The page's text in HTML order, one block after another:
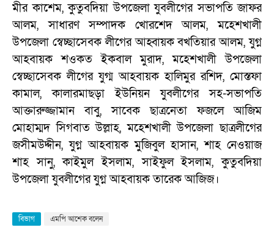
মীর কাশেম, কুতুবদিয়া উপজেলা যুবলীগের সভাপতি জাফর
আলম, সাধারণ সম্পাদক খোরশেদ আলম, মহেশখালী
উপজেলা স্বেচ্ছাসেবক লীগের আহ্বায়ক বখতিয়ার আলম, যুগ্ন
আহবায়ক শওকত ইকবাল মুরাদ, মহেশখালী উপজেলা
স্বেচ্ছাসেবক লীগের যুগ্ম আহবায়ক হালিমুর রশিদ, মোস্তফা
কামাল, কালারমাছড়া ইউনিয়ন যুবলীগের সহ-সভাপতি
আক্তারুজ্জামান বাবু, সাবেক ছাত্রনেতা ফজলে আজিম
মোহাম্মদ সিগবাত উল্লাহ, মহেশখালী উপজেলা ছাত্রলীগের
জসীমউদ্দীন, যুগ্ন আহবায়ক মুজিবুল হাসান, শাহ নেওয়াজ
শাহ সানু, কাইমুল ইসলাম, সাইফুল ইসলাম, কুতুবদিয়া
উপজেলা যুবলীগের যুগ্ন আহবায়ক তারেক আজিজ।
বিভাগ এমপি আশেক বলেন